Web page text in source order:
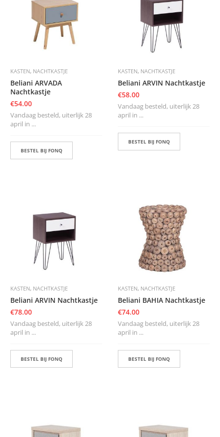
KASTEN, NACHTKASTJE
Beliani ARVADA
Nachtkastje
€54.00
Vandaag besteld, uiterlijk 28
april in ...
BESTEL BIJ FONQ
KASTEN, NACHTKASTJE
Beliani ARVIN Nachtkastje
€58.00
Vandaag besteld, uiterlijk 28
april in ...
BESTEL BIJ FONQ
KASTEN, NACHTKASTJE
Beliani ARVIN Nachtkastje
€78.00
Vandaag besteld, uiterlijk 28
april in ...
BESTEL BIJ FONQ
KASTEN, NACHTKASTJE
Beliani BAHIA Nachtkastje
€74.00
Vandaag besteld, uiterlijk 28
april in ...
BESTEL BIJ FONQ